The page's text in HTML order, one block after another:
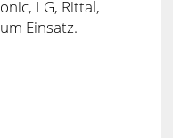
LG, Rittal,
Einsatz.